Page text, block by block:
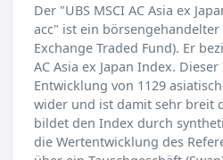
Der "UBS MSCI AC Asia ex
acc" ist ein börsengehandelter
Exchange Traded Fund). Er
AC Asia ex Japan Index.
Entwicklung von 1129
wider und ist damit sehr breit
bildet den Index durch
die Wertentwicklung des